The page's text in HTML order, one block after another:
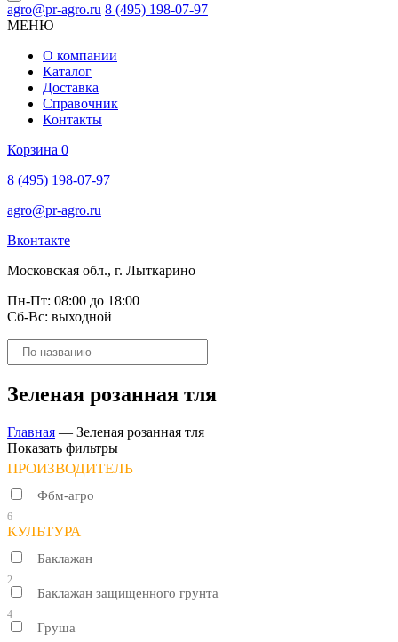
agro@pr-agro.ru 8 (495) 198-07-97
МЕНЮ
О компании
Каталог
Доставка
Справочник
Контакты
Корзина 0
8 (495) 198-07-97
agro@pr-agro.ru
Вконтакте
Московская обл., г. Лыткарино
Пн-Пт: 08:00 до 18:00
Сб-Вс: выходной
Поиск
товаров
Зеленая розанная тля
Главная — Зеленая розанная тля
Показать фильтры
ПРОИЗВОДИТЕЛЬ
Фбм-агро
6
КУЛЬТУРА
Баклажан
2
Баклажан защищенного грунта
4
Груша